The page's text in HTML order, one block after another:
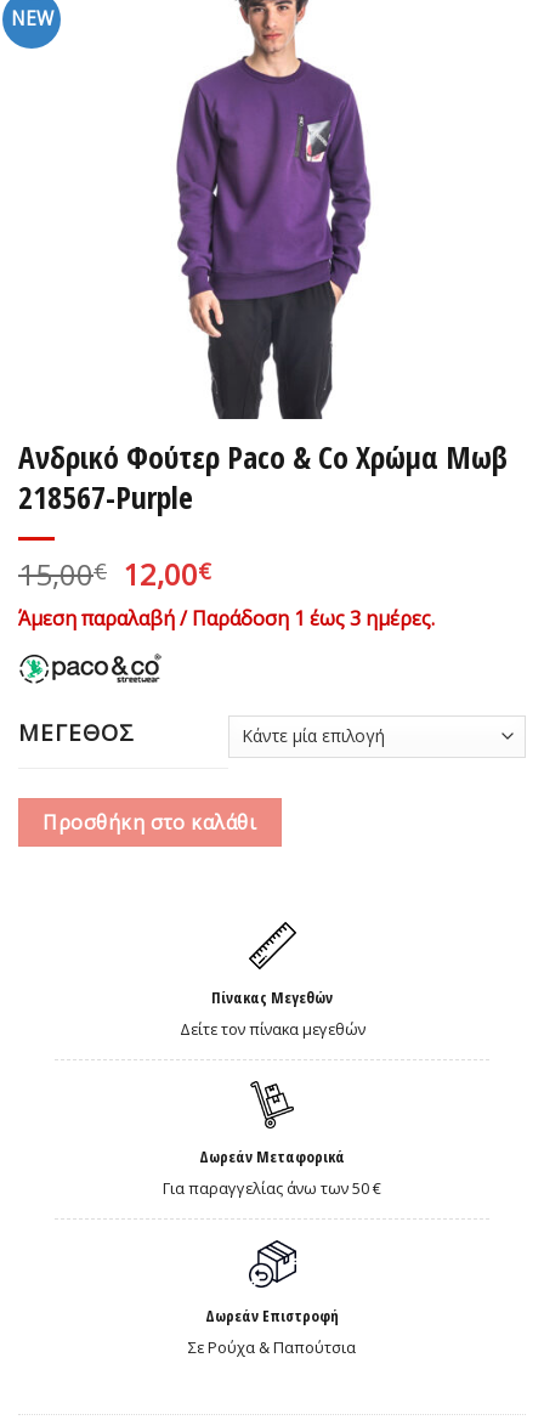
NEW
Ανδρικό Φούτερ Paco & Co Χρώμα Μωβ
218567-Purple
15,00€ Original
price
was:
15,00€.
12,00€Η
τρέχουσα
τιμή
Άμεση παραλαβή / Παράδοση 1 έως 3 ημέρες.
ΜΕΓΕΘΟΣ
Προσθήκη στο καλάθι
Πίνακας Μεγεθών
Δείτε τον πίνακα μεγεθών
Δωρεάν Μεταφορικά
Για παραγγελίας άνω των 50 €
Δωρεάν Επιστροφή
Σε Ρούχα & Παπούτσια